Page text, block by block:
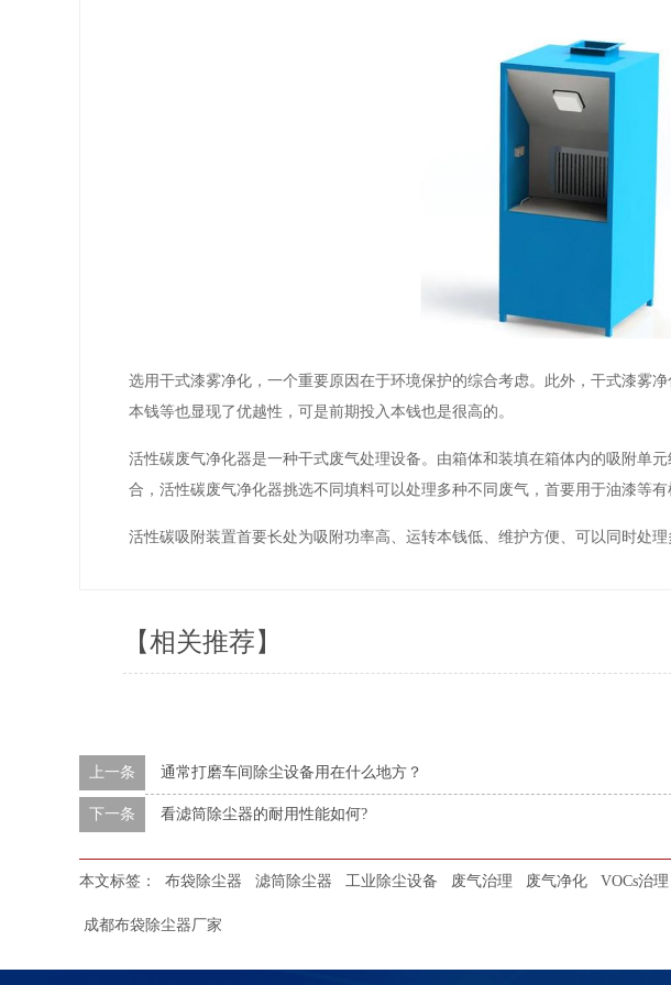
选用干式漆雾净化，一个重要原因在于环境保护的综合考虑。此外，干式漆雾
本钱等也显现了优越性，可是前期投入本钱也是很高的。
活性碳废气净化器是一种干式废气处理设备。由箱体和装填在箱体内的吸附单
合，活性碳废气净化器挑选不同填料可以处理多种不同废气，首要用于油漆等有
活性碳吸附装置首要长处为吸附功率高、运转本钱低、维护方便、可以同时处
【相关推荐】
上一条 通常打磨车间除尘设备用在什么地方？
下一条 看滤筒除尘器的耐用性能如何?
本文标签： 布袋除尘器 滤筒除尘器 工业除尘设备 废气治理 废气净化 VOCs治理
成都布袋除尘器厂家